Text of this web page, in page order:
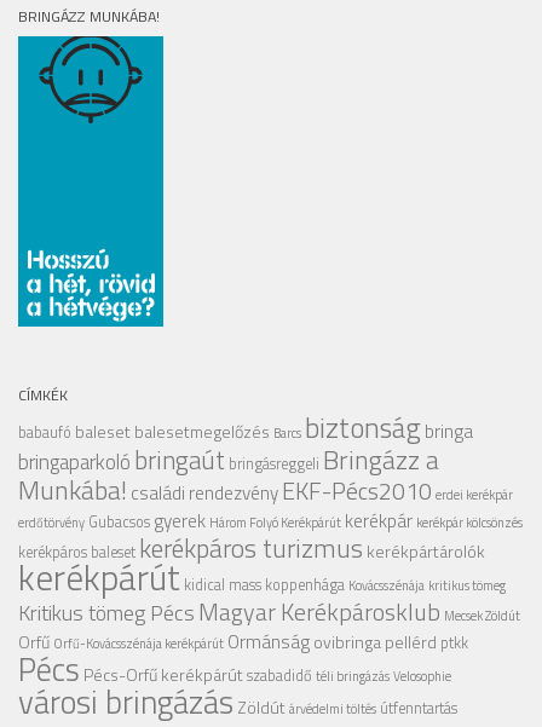
BRINGÁZZ MUNKÁBA!
CÍMKÉK
babaufó balesetbalesetmegelőzés Barcs biztonságbringa
bringaparkolóbringaút bringásreggeli Bringázz a
Munkába! családi rendezvényEKF-Pécs2010 erdei kerékpár
erdőtörvény Gubacsos gyerek Három Folyó Kerékpárút kerékpár kerékpár kölcsönzés
kerékpáros baleset kerékpáros turizmus kerékpártárolók
kerékpárút kidical mass koppenhága Kovácsszénája kritikus tömeg
Kritikus tömeg PécsMagyar Kerékpárosklub Mecsek Zöldút
Orfű Orfű-Kovácsszénája kerékpárút Ormánságovibringapellérd ptkk
Pécs Pécs-Orfű kerékpárútszabadidő téli bringázásVelosophie
városi bringázás Zöldútárvédelmi töltés útfenntartás